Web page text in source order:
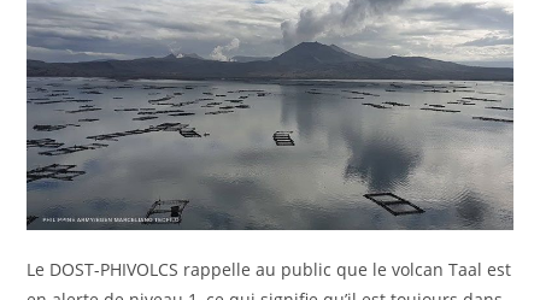
Le DOST-PHIVOLCS rappelle au public que le volcan Taal est